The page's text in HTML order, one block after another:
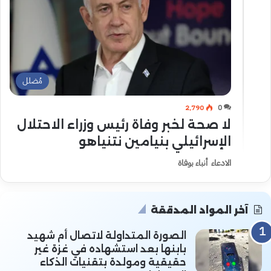
مُضلل
0 2٬790
لا صحة لخبر وفاة رئيس وزراء الاحتلال
الإسرائيلي بنيامين نتنياهو
الادعاء أنباء بوفاة
آخر المواد المدققة
الصورة المتداولة لاتصال أم شهيد
بابنها بعد استشهاده في غزة غير
حقيقية ومولدة بتقنيات الذكاء